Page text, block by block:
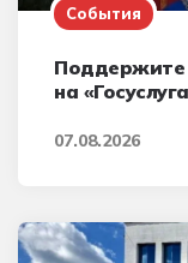
События
Поддержите
на
07.08.2026